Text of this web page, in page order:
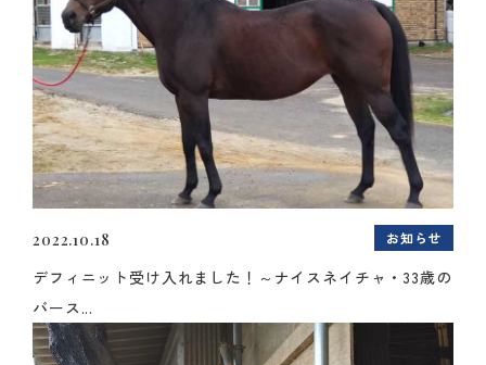
2022.10.18 お知らせ
デフィニット受け入れました！～ナイスネイチャ・33歳の
バース...